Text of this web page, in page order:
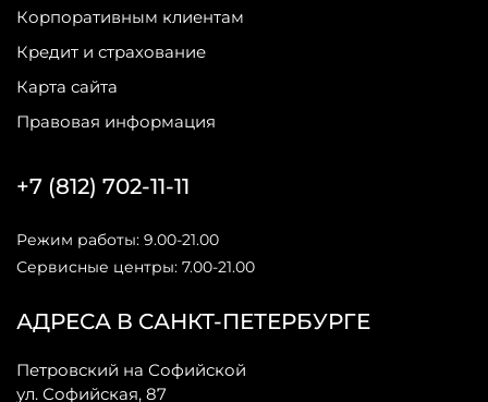
Корпоративным клиентам
Кредит и страхование
Карта сайта
Правовая информация
АДРЕСА В САНКТ-ПЕТЕРБУРГЕ
Петровский на Софийской
ул. Софийская, 87
+7 (812) 702-11-11
Режим работы: 9.00-21.00
Сервисные центры: 7.00-21.00